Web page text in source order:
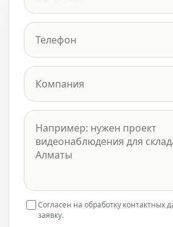
Согласен на обработку контактных
заявку.